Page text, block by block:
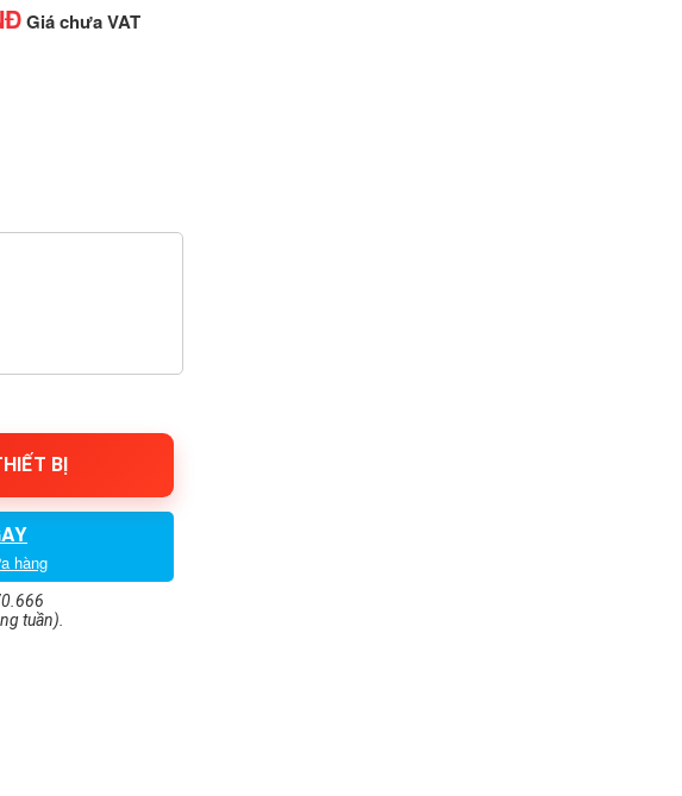
Giá chưa VAT
BỊ
hàng
tuần).